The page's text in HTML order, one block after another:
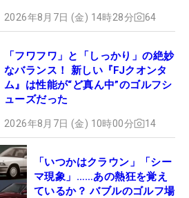
2026年8月7日 (金) 14時28分 64
「フワフワ」と「しっかり」の絶妙
なバランス！ 新しい『FJクオンタ
ム』は性能が“ど真ん中”のゴルフシ
ューズだった
2026年8月7日 (金) 10時00分 14
「いつかはクラウン」「シー
マ現象」……あの熱狂を覚え
ているか？ バブルのゴルフ場